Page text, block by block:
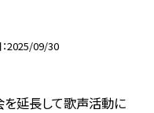
2025/09/30
を延長して歌声活動に